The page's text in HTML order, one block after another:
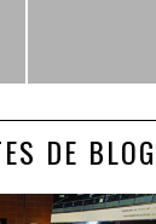
DE BLOG